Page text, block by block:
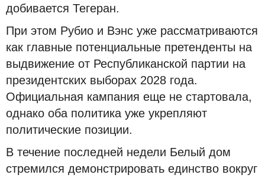
добивается Тегеран.
При этом Рубио и Вэнс уже рассматриваются
как главные потенциальные претенденты на
выдвижение от Республиканской партии на
президентских выборах 2028 года.
Официальная кампания еще не стартовала,
однако оба политика уже укрепляют
политические позиции.
В течение последней недели Белый дом
стремился демонстрировать единство вокруг